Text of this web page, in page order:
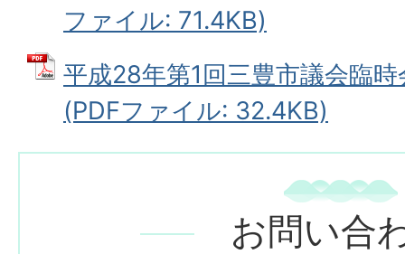
ファイル: 71.4KB)
平成28年第1回三豊市議会臨
(PDFファイル: 32.4KB)
お問い合